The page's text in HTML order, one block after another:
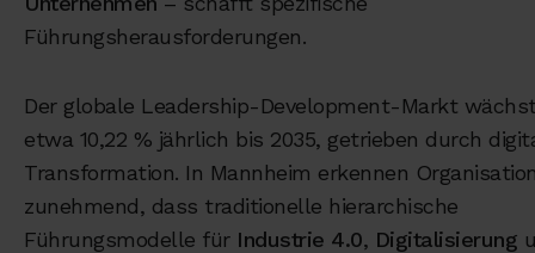
Führungsherausforderungen.
Der globale Leadership-Development-Markt
etwa 10,22 % jährlich bis 2035, getrieben durch
Transformation. In Mannheim erkennen
zunehmend, dass traditionelle hierarchische
Führungsmodelle für Industrie 4.0, Digitalisierung